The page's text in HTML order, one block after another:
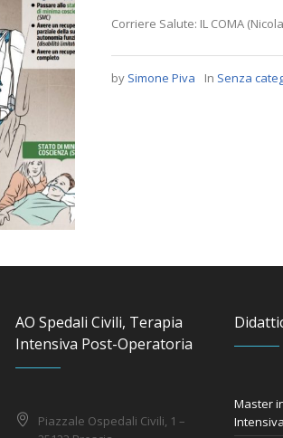
Corriere Salute: IL COMA
by Simone Piva In Senza
AO Spedali Civili, Terapia
Intensiva Post-Operatoria
Piazzale Ospedali Civili, 1 –
Master